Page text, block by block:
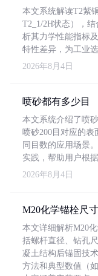
本文系统解读T2紫
T2_1/2H状态），
析其力学性能指标
特性差异，为工业
2026年8月4日
喷砂都有多少目
本文系统介绍了喷
喷砂200目对应的表
同目数的应用场景
实践，帮助用户根
2026年8月4日
M20化学锚栓尺
本文详细解析M20
括螺杆直径、钻孔
凝土结构后锚固技
方法和典型数值（